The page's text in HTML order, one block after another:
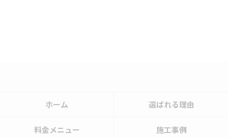
ホーム 選ばれる理由
料金メニュー 施工事例